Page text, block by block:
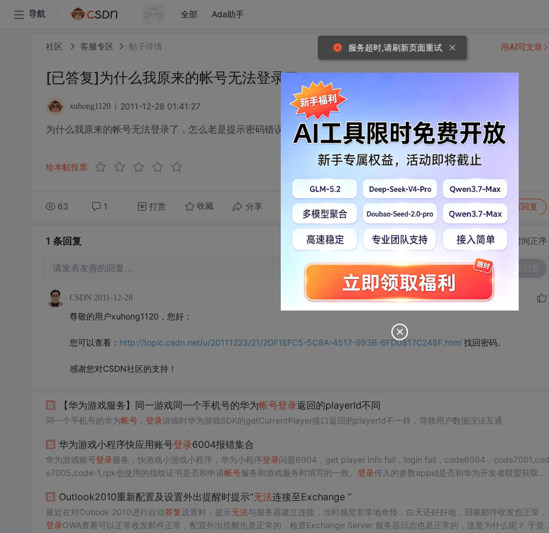
导航 全部 Ada助手
社区 客服专区 帖子详情
[已答复]为什么我原来的帐号无法登录了
xuhong1120 2011-12-28 01:41:27
为什么我原来的帐号无法登录了，怎么老是提示密码错误？
给本帖投票
63 1 打赏 收藏 分享 转发到动态 举报 写回复
用AI写文章
1 条回复 切换为时间正序
请发表友善的回复…
CSDN 2011-12-28
尊敬的用户xuhong1120，您好：
您可以查看： http://topic.csdn.net/u/20111223/21/2DF1EFC5-5C8A-4517-993B-6FD0817C248F.html 找回密码。
感谢您对CSDN社区的支持！
【华为游戏服务】同一游戏同一个手机号的华为帐号登录返回的playerId不同
同一个手机号的华为帐号， 登录游戏时华为游戏SDK的getCurrentPlayer接口返回的playerId不一样，导致用户数据没法互通。
华为游戏小程序快应用账号登录6004报错集合
华为游戏账号登录服务，快游戏小游戏小程序，华为小程序登录问题6004，get player info fail，login fail，code6004，code7001,cod
e7005,code-1,rpk包使用的指纹证书是否和申请帐号服务和游戏服务时填写的一致。 登录传入的参数appid是否和华为开发者联盟获取的
Outlook2010重新配置及设置外出提醒时提示“无法连接至Exchange ”
最近在对Outlook 2010进行自动答复设置时，提示无法与服务器建立连接，当时感觉非常地奇怪，白天还好好地，回家邮件收发也正常，
登录OWA查看可以正常收发邮件正常，配置外出提醒也是正常的，检查Exchange Server 服务器日志也是正常的，这是为什么呢？ 于是
服务超时,请刷新页面重试